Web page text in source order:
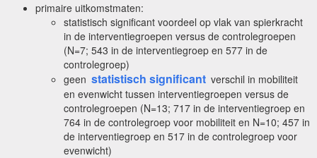
primaire uitkomstmaten:
statistisch significant voordeel op vlak van spierkracht
in de interventiegroepen versus de controlegroepen
(N=7; 543 in de interventiegroep en 577 in de
controlegroep)
geen statistisch significant verschil in mobiliteit
en evenwicht tussen interventiegroepen versus de
controlegroepen (N=13; 717 in de interventiegroep en
764 in de controlegroep voor mobiliteit en N=10; 457 in
de interventiegroep en 517 in de controlegroep voor
evenwicht)